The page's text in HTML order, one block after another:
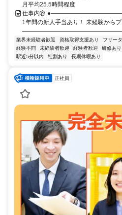
月平均25.5時間程度
仕事内容
1年間の新人手当あり！ 未経験から
―――――――――――――――――――●
業界未経験者歓迎 資格取得支援あり フリー
経験不問
未経験者歓迎 経験者歓迎 研修あり
駅近5分以内
社割あり 長期休暇あり
正社員